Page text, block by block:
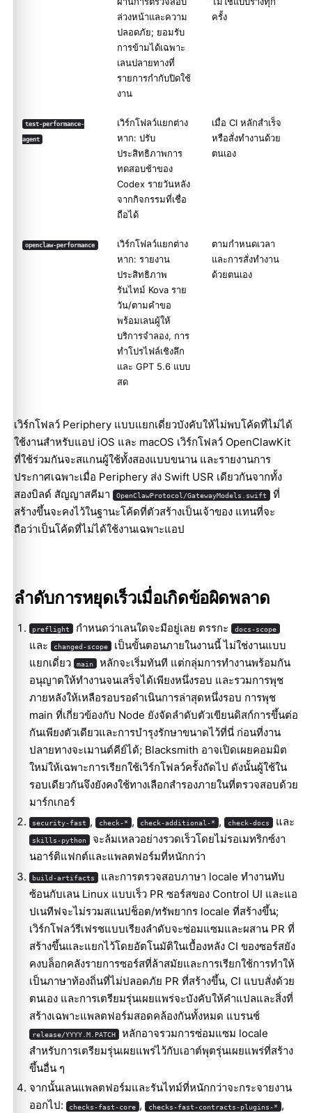
ล่วงหน้าและความ
ปลอดภัย; ยอมรับ
การข้ามได้เฉพาะ
เลนปลายทางที่
รายการกำกับปิดใช้
งาน
ครั้ง
test-performance-
agent
เวิร์กโฟลว์แยกต่าง
หาก: ปรับ
ประสิทธิภาพการ
ทดสอบช้าของ
Codex รายวันหลัง
จากกิจกรรมที่เชื่อ
ถือได้
เมื่อ CI หลักสำเร็จ
หรือสั่งทำงานด้วย
ตนเอง
openclaw-performance
เวิร์กโฟลว์แยกต่าง
หาก: รายงาน
ประสิทธิภาพ
รันไทม์ Kova ราย
วัน/ตามคำขอ
พร้อมเลนผู้ให้
บริการจำลอง, การ
ทำโปรไฟล์เชิงลึก
และ GPT 5.6 แบบ
สด
ตามกำหนดเวลา
และการสั่งทำงาน
ด้วยตนเอง
เวิร์กโฟลว์ Periphery แบบแยกเดี่ยวบังคับให้ไม่พบโค้ดที่ไม่ได้
ใช้งานสำหรับแอป iOS และ macOS เวิร์กโฟลว์ OpenClawKit
ที่ใช้ร่วมกันจะสแกนผู้ใช้ทั้งสองแบบขนาน และรายงานการ
ประกาศเฉพาะเมื่อ Periphery ส่ง Swift USR เดียวกันจากทั้ง
สองบิลด์ สัญญาสคีมา
OpenClawProtocol/GatewayModels.swift ที่
สร้างขึ้นจะคงไว้ในฐานะโค้ดที่ตัวสร้างเป็นเจ้าของ แทนที่จะ
ถือว่าเป็นโค้ดที่ไม่ได้ใช้งานเฉพาะแอป
ลำดับการหยุดเร็วเมื่อเกิดข้อผิดพลาด
preflight กำหนดว่าเลนใดจะมีอยู่เลย ตรรกะ docs-scope
และ changed-scope
เป็นขั้นตอนภายในงานนี้ ไม่ใช่งานแบบ
แยกเดี่ยว
main
หลักจะเริ่มทันที แต่กลุ่มการทำงานพร้อมกัน
อนุญาตให้ทำงานจนเสร็จได้เพียงหนึ่งรอบ และรวมการพุช
ภายหลังให้เหลือรอบรอดำเนินการล่าสุดหนึ่งรอบ การพุช
main ที่เกี่ยวข้องกับ Node ยังจัดลำดับตัวเขียนดิสก์การขึ้นต่อ
กันเพียงตัวเดียวและการบำรุงรักษาขนาดไว้ที่นี่ ก่อนที่งาน
ปลายทางจะเมานต์คีย์ได้; Blacksmith อาจเปิดเผยคอมมิต
ใหม่ให้เฉพาะการเรียกใช้เวิร์กโฟลว์ครั้งถัดไป ดังนั้นผู้ใช้ใน
รอบเดียวกันจึงยังคงใช้ทางเลือกสำรองภายในที่ตรวจสอบด้วย
มาร์กเกอร์
security-fast , check-* , check-additional-* , check-docs และ
skills-python
จะล้มเหลวอย่างรวดเร็วโดยไม่รอเมทริกซ์งา
นอาร์ติแฟกต์และแพลตฟอร์มที่หนักกว่า
build-artifacts
และการตรวจสอบภาษา locale ทำงานทับ
ซ้อนกับเลน Linux แบบเร็ว PR ซอร์สของ Control UI และแอ
ปเนทีฟจะไม่รวมสแนปช็อต/ทรัพยากร locale ที่สร้างขึ้น;
เวิร์กโฟลว์รีเฟรชแบบเรียงลำดับจะซ่อมแซมและผสาน PR ที่
สร้างขึ้นและแยกไว้โดยอัตโนมัติในเบื้องหลัง CI ของซอร์สยัง
คงบล็อกคลังรายการซอร์สที่ล้าสมัยและการเรียกใช้การทำให้
เป็นภาษาท้องถิ่นที่ไม่ปลอดภัย PR ที่สร้างขึ้น, CI แบบสั่งด้วย
ตนเอง และการเตรียมรุ่นเผยแพร่จะบังคับให้คำแปลและสิ่งที่
สร้างเฉพาะแพลตฟอร์มสอดคล้องกันทั้งหมด แบรนช์
release/YYYY.M.PATCH
หลักอาจรวมการซ่อมแซม locale
สำหรับการเตรียมรุ่นเผยแพร่ไว้กับเอาต์พุตรุ่นเผยแพร่ที่สร้าง
ขึ้นอื่น ๆ
จากนั้นเลนแพลตฟอร์มและรันไทม์ที่หนักกว่าจะกระจายงาน
ออกไป:
checks-fast-core , checks-fast-contracts-plugins-* ,